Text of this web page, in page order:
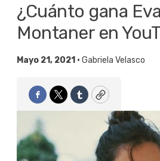
¿Cuánto gana
Montaner en
Mayo 21, 2021 • Gabriela Velasco
Facebook
TwitterTumblrCopy